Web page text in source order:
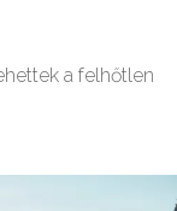
a felhőtlen